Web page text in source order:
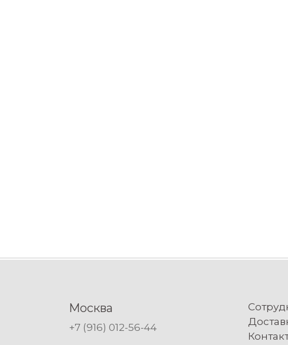
Москва
+7 (916) 012-56-44